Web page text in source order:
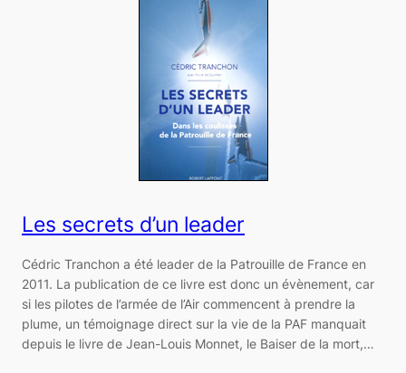
Les secrets d’un leader
Cédric Tranchon a été leader de la Patrouille de France en
2011. La publication de ce livre est donc un évènement, car
si les pilotes de l’armée de l’Air commencent à prendre la
plume, un témoignage direct sur la vie de la PAF manquait
depuis le livre de Jean-Louis Monnet, le Baiser de la mort,…